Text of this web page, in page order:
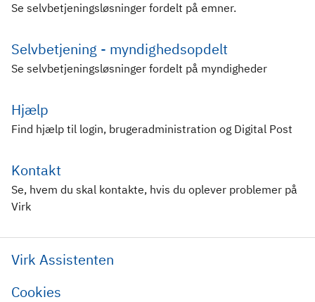
Se selvbetjeningsløsninger fordelt på emner.
Selvbetjening - myndighedsopdelt
Se selvbetjeningsløsninger fordelt på myndigheder
Hjælp
Find hjælp til login, brugeradministration og Digital Post
Kontakt
Se, hvem du skal kontakte, hvis du oplever problemer på
Virk
Virk Assistenten
Cookies